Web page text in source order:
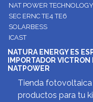
NAT POWER
SEC ERNC TE4 TE6
SOLARBESS
ICAST
NATURA ENERGY ES
IMPORTADOR VICTRON
NATPOWER
Tienda fotovoltaica
productos para tu